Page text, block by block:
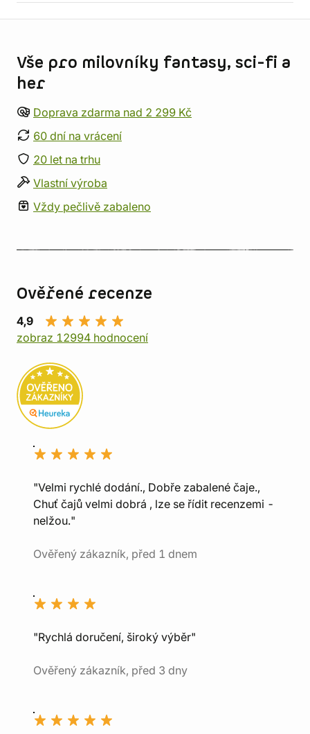
Vše pro milovníky fantasy, sci-fi a
her
Doprava zdarma nad 2 299 Kč
60 dní na vrácení
20 let na trhu
Vlastní výroba
Vždy pečlivě zabaleno
Ověřené recenze
4,9
zobraz 12994 hodnocení
"Velmi rychlé dodání., Dobře zabalené čaje.,
Chuť čajů velmi dobrá , lze se řídit recenzemi -
nelžou."
Ověřený zákazník, před 1 dnem
"Rychlá doručení, široký výběr"
Ověřený zákazník, před 3 dny